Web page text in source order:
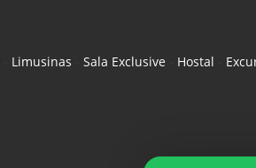
Limusinas Sala Exclusive Hostal